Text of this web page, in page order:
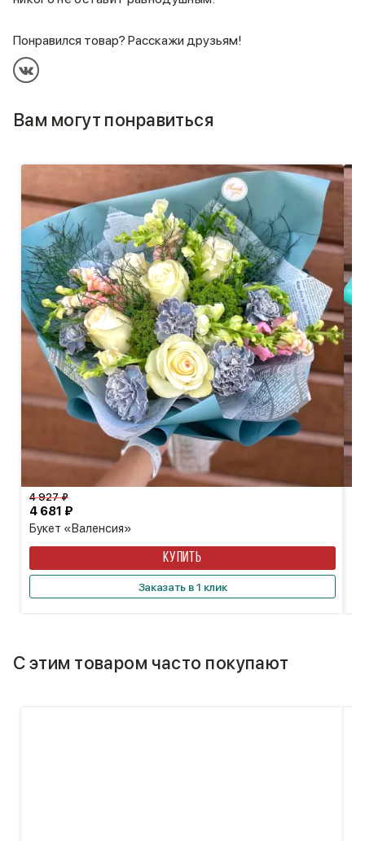
Понравился товар? Расскажи друзьям!
Вам могут понравиться
Букет «Валенсия»
4 681 ₽
4 927 ₽
КУПИТЬ
Заказать в 1 клик
С этим товаром часто покупают